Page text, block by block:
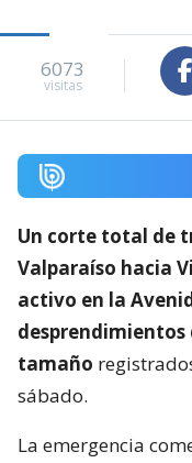
6073
visitas
Un corte total de
Valparaíso hacia
activo en la
desprendimientos
tamaño
sábado.
La emergencia